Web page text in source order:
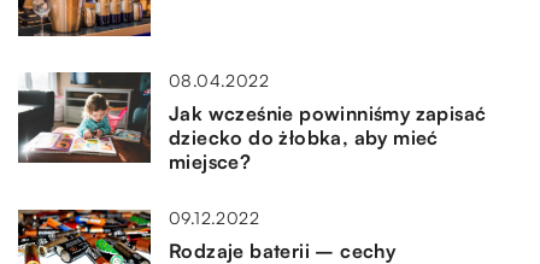
08.04.2022
Jak wcześnie powinniśmy zapisać
dziecko do żłobka, aby mieć
miejsce?
09.12.2022
Rodzaje baterii – cechy